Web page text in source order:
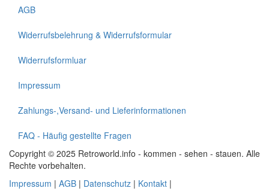
AGB
Widerrufsbelehrung & Widerrufsformular
Widerrufsformluar
Impressum
Zahlungs-,Versand- und Lieferinformationen
FAQ - Häufig gestellte Fragen
Copyright © 2025 Retroworld.info - kommen - sehen - stauen. Alle
Rechte vorbehalten.
Impressum | AGB | Datenschutz | Kontakt |